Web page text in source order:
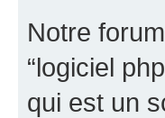
Notre
“logiciel
qui est un